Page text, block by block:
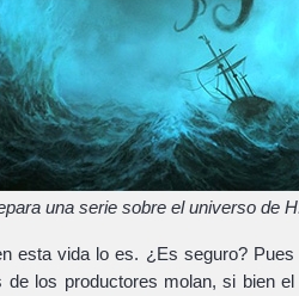
una serie sobre el universo de
esta vida lo es. ¿Es seguro?
de los productores molan, si bien